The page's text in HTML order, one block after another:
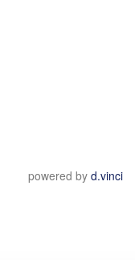
powered by d.vinci